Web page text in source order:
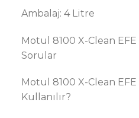
Ambalaj: 4 Litre
Motul 8100 X-Clean
Sorular
Motul 8100 X-Clean
Kullanılır?